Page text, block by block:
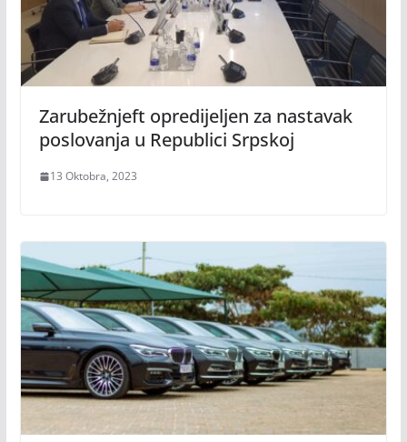
Zarubežnjeft opredijeljen za nastavak
poslovanja u Republici Srpskoj
13 Oktobra, 2023